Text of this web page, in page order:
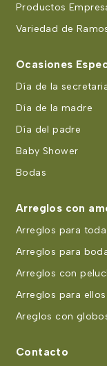
Productos
Variedad de
Ocasiones
Día de la
Día de la madre
Día del padre
Baby Shower
Bodas
Arreglos con
Arreglos para
Arreglos para
Arreglos con
Arreglos para ellos
Areglos con
Contacto